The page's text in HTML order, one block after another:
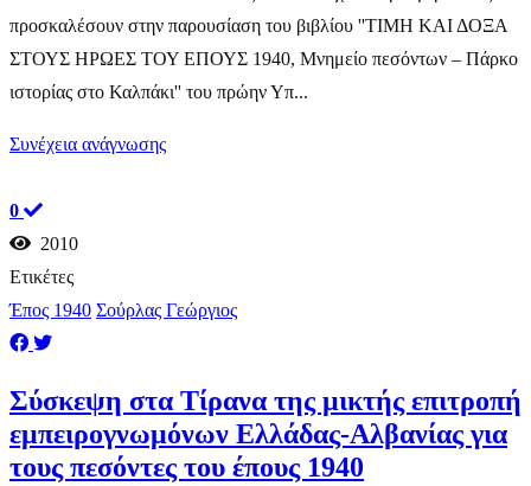
προσκαλέσουν στην παρουσίαση του βιβλίου ''ΤΙΜΗ ΚΑΙ ΔΟΞΑ
ΣΤΟΥΣ ΗΡΩΕΣ ΤΟΥ ΕΠΟΥΣ 1940, Μνημείο πεσόντων – Πάρκο
ιστορίας στο Καλπάκι'' του πρώην Υπ...
Συνέχεια ανάγνωσης
0
2010
Ετικέτες
Έπος 1940 Σούρλας Γεώργιος
Σύσκεψη στα Τίρανα της μικτής επιτροπή
εμπειρογνωμόνων Ελλάδας-Αλβανίας για
τους πεσόντες του έπους 1940